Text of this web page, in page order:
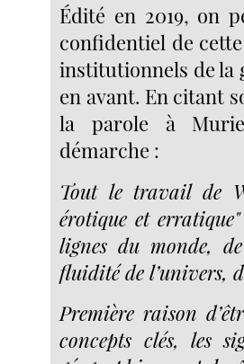
Édité en 2019, on
confidentiel de
institutionnels de la
en avant. En citant
la parole à
démarche :
Tout le travail de
érotique et
lignes du monde,
fluidité de l’univers,
Première raison
concepts clés, les